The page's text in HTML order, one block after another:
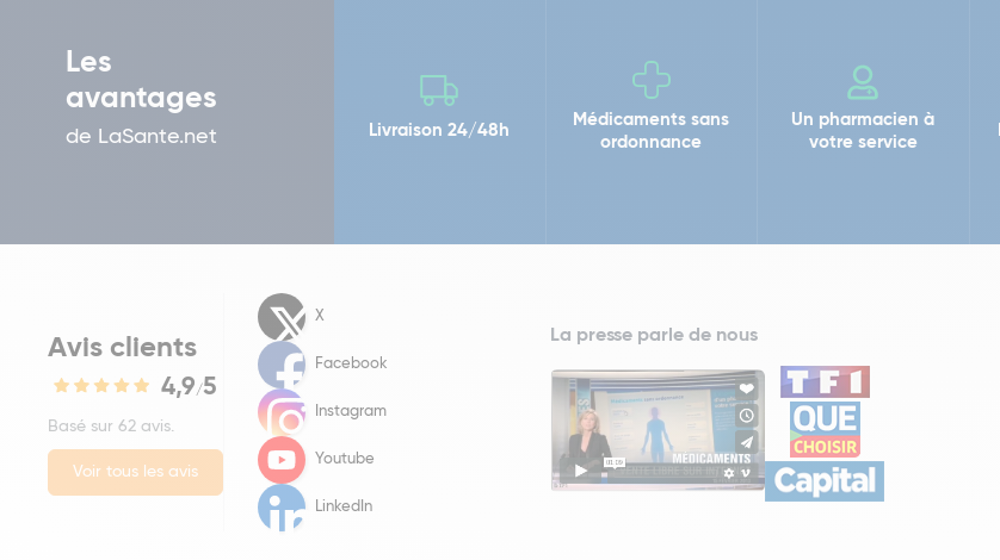
Les
avantages
de LaSante.net Livraison 24/48h
Médicaments sans
ordonnance
Un pharmacien à
votre service
Avis clients
4,9/5
Basé sur 62 avis.
Voir tous les avis
X
Facebook
Instagram
Youtube
LinkedIn
La presse parle de nous